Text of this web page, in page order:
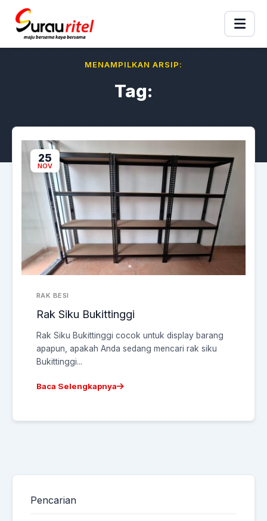
MENAMPILKAN ARSIP:
Tag:
25
NOV
RAK BESI
Rak Siku Bukittinggi
Rak Siku Bukittinggi cocok untuk display barang
apapun, apakah Anda sedang mencari rak siku
Bukittinggi...
Baca Selengkapnya
Pencarian